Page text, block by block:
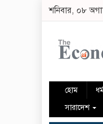
শনিবার, ০৮
হোম
সারাদেশ